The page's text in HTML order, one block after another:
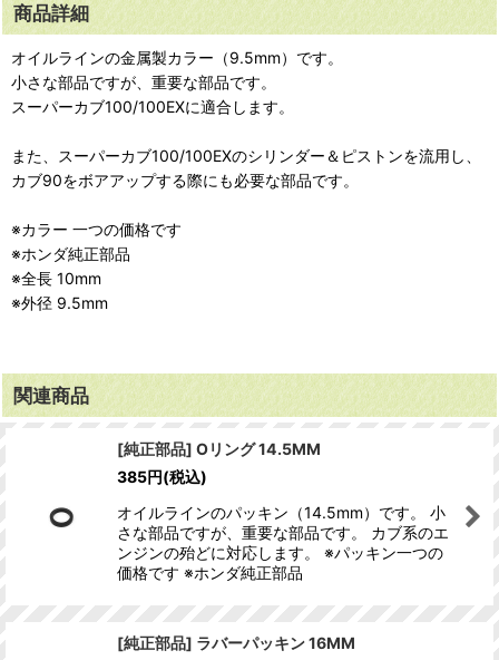
商品詳細
オイルラインの金属製カラー（9.5mm）です。
小さな部品ですが、重要な部品です。
スーパーカブ100/100EXに適合します。
また、スーパーカブ100/100EXのシリンダー＆ピストンを流用し、
カブ90をボアアップする際にも必要な部品です。
※カラー 一つの価格です
※ホンダ純正部品
※全長 10mm
※外径 9.5mm
関連商品
[純正部品] Oリング 14.5MM
385円(税込)
オイルラインのパッキン（14.5mm）です。 小
さな部品ですが、重要な部品です。 カブ系のエ
ンジンの殆どに対応します。 ※パッキン一つの
価格です ※ホンダ純正部品
[純正部品] ラバーパッキン 16MM